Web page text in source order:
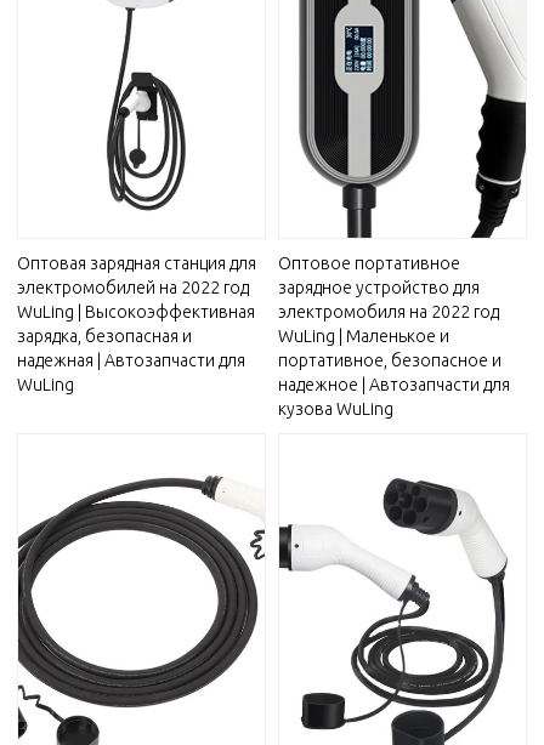
Оптовая зарядная станция для
электромобилей на 2022 год
WuLing | Высокоэффективная
зарядка, безопасная и
надежная | Автозапчасти для
WuLing
Оптовое портативное
зарядное устройство для
электромобиля на 2022 год
WuLing | Маленькое и
портативное, безопасное и
надежное | Автозапчасти для
кузова WuLing